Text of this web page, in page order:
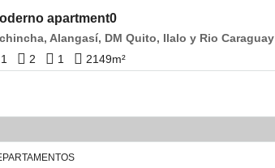
apartment0
Alangasí, DM Quito, Ilalo y Rio Caraguay
1
2 1 2149m²